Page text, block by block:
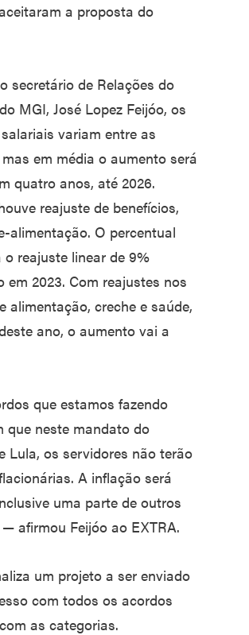
a proposta do
secretário de Relações do
MGI, José Lopez Feijóo, os
variam entre as
em média o aumento será
quatro anos, até 2026.
reajuste de benefícios,
alimentação. O percentual
o reajuste linear de 9%
em 2023. Com reajustes nos
alimentação, creche e saúde,
ano, o aumento vai a
que estamos fazendo
que neste mandato do
Lula, os servidores não terão
A inflação será
uma parte de outros
afirmou Feijóo ao EXTRA.
um projeto a ser enviado
com todos os acordos
as categorias.